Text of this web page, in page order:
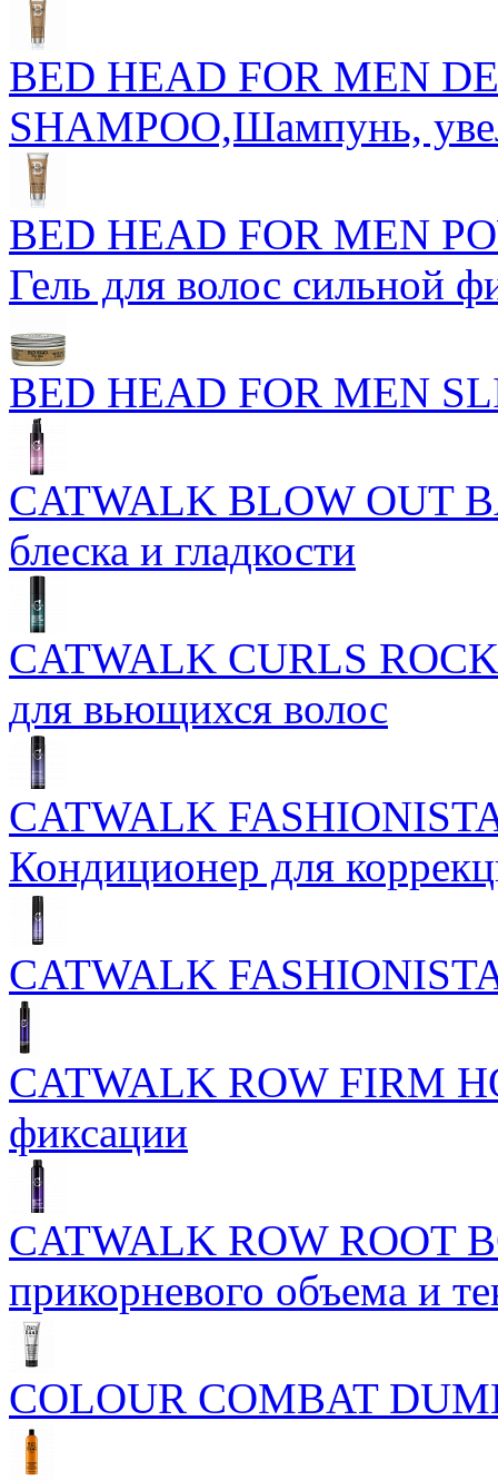
BED HEAD FOR MEN
SHAMPOO,Шампунь,
BED HEAD FOR MEN
Гель для волос сильной
BED HEAD FOR MEN
CATWALK BLOW OUT
блеска и гладкости
CATWALK CURLS
для вьющихся волос
CATWALK
Кондиционер для
CATWALK
CATWALK ROW FIRM
фиксации
CATWALK ROW ROOT
прикорневого объема и
COLOUR COMBAT